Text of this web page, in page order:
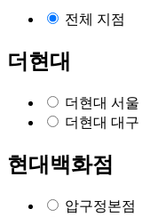
전체 지점
더현대
더현대 서울
더현대 대구
현대백화점
압구정본점